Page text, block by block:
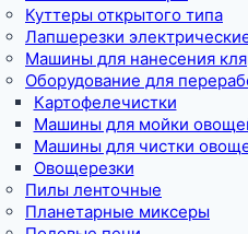
Куттеры открытого типа
Лапшерезки
Машины для нанесения
Оборудование для
Картофелечистки
Машины для мойки
Машины для чистки
Овощерезки
Пилы ленточные
Планетарные миксеры